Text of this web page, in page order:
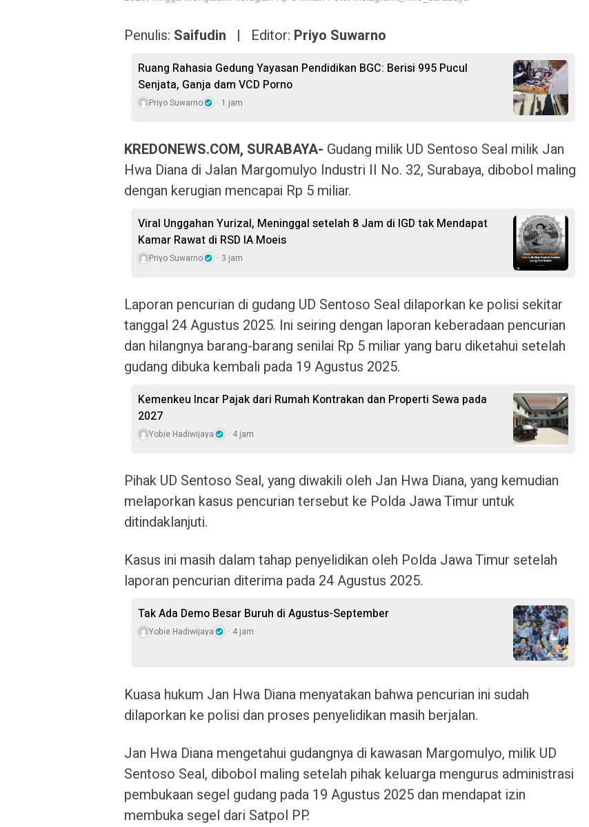
Penulis: Saifudin | Editor: Priyo Suwarno
Ruang Rahasia Gedung Yayasan Pendidikan BGC: Berisi 995 Pucul
Senjata, Ganja dam VCD Porno
Priyo Suwarno 1 jam
KREDONEWS.COM, SURABAYA- Gudang milik UD Sentoso Seal milik Jan
Hwa Diana di Jalan Margomulyo Industri II No. 32, Surabaya, dibobol maling
dengan kerugian mencapai Rp 5 miliar.
Viral Unggahan Yurizal, Meninggal setelah 8 Jam di IGD tak Mendapat
Kamar Rawat di RSD IA Moeis
Priyo Suwarno 3 jam
Laporan pencurian di gudang UD Sentoso Seal dilaporkan ke polisi sekitar
tanggal 24 Agustus 2025. Ini seiring dengan laporan keberadaan pencurian
dan hilangnya barang-barang senilai Rp 5 miliar yang baru diketahui setelah
gudang dibuka kembali pada 19 Agustus 2025.
Kemenkeu Incar Pajak dari Rumah Kontrakan dan Properti Sewa pada
2027
Yobie Hadiwijaya 4 jam
Pihak UD Sentoso Seal, yang diwakili oleh Jan Hwa Diana, yang kemudian
melaporkan kasus pencurian tersebut ke Polda Jawa Timur untuk
ditindaklanjuti.
Kasus ini masih dalam tahap penyelidikan oleh Polda Jawa Timur setelah
laporan pencurian diterima pada 24 Agustus 2025.
Tak Ada Demo Besar Buruh di Agustus-September
Yobie Hadiwijaya 4 jam
Kuasa hukum Jan Hwa Diana menyatakan bahwa pencurian ini sudah
dilaporkan ke polisi dan proses penyelidikan masih berjalan.
Jan Hwa Diana mengetahui gudangnya di kawasan Margomulyo, milik UD
Sentoso Seal, dibobol maling setelah pihak keluarga mengurus administrasi
pembukaan segel gudang pada 19 Agustus 2025 dan mendapat izin
membuka segel dari Satpol PP.